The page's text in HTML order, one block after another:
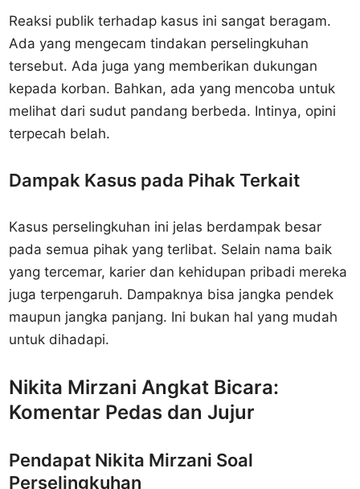
Reaksi publik terhadap kasus ini sangat beragam.
Ada yang mengecam tindakan perselingkuhan
tersebut. Ada juga yang memberikan dukungan
kepada korban. Bahkan, ada yang mencoba untuk
melihat dari sudut pandang berbeda. Intinya, opini
terpecah belah.
Dampak Kasus pada Pihak Terkait
Kasus perselingkuhan ini jelas berdampak besar
pada semua pihak yang terlibat. Selain nama baik
yang tercemar, karier dan kehidupan pribadi mereka
juga terpengaruh. Dampaknya bisa jangka pendek
maupun jangka panjang. Ini bukan hal yang mudah
untuk dihadapi.
Nikita Mirzani Angkat Bicara:
Komentar Pedas dan Jujur
Pendapat Nikita Mirzani Soal
Perselingkuhan